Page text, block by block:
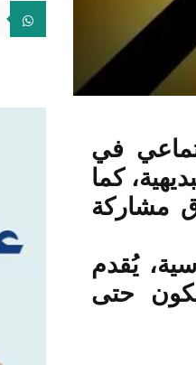
في
كما
مشاركة
يُقدم
حتى